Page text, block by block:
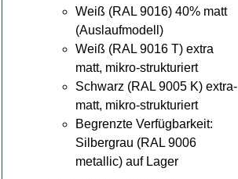
Weiß (RAL 9016) 40% matt
(Auslaufmodell)
Weiß (RAL 9016 T) extra
matt, mikro-strukturiert
Schwarz (RAL 9005 K) extra-
matt, mikro-strukturiert
Begrenzte Verfügbarkeit:
Silbergrau (RAL 9006
metallic) auf Lager